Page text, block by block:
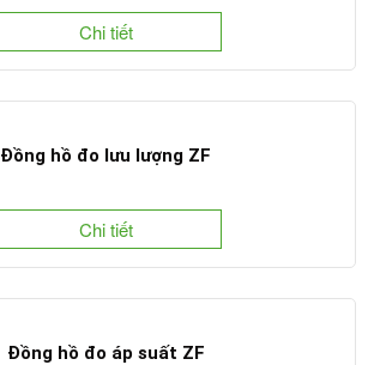
Chi tiết
Đồng hồ đo lưu lượng ZF
Chi tiết
Đồng hồ đo áp suất ZF